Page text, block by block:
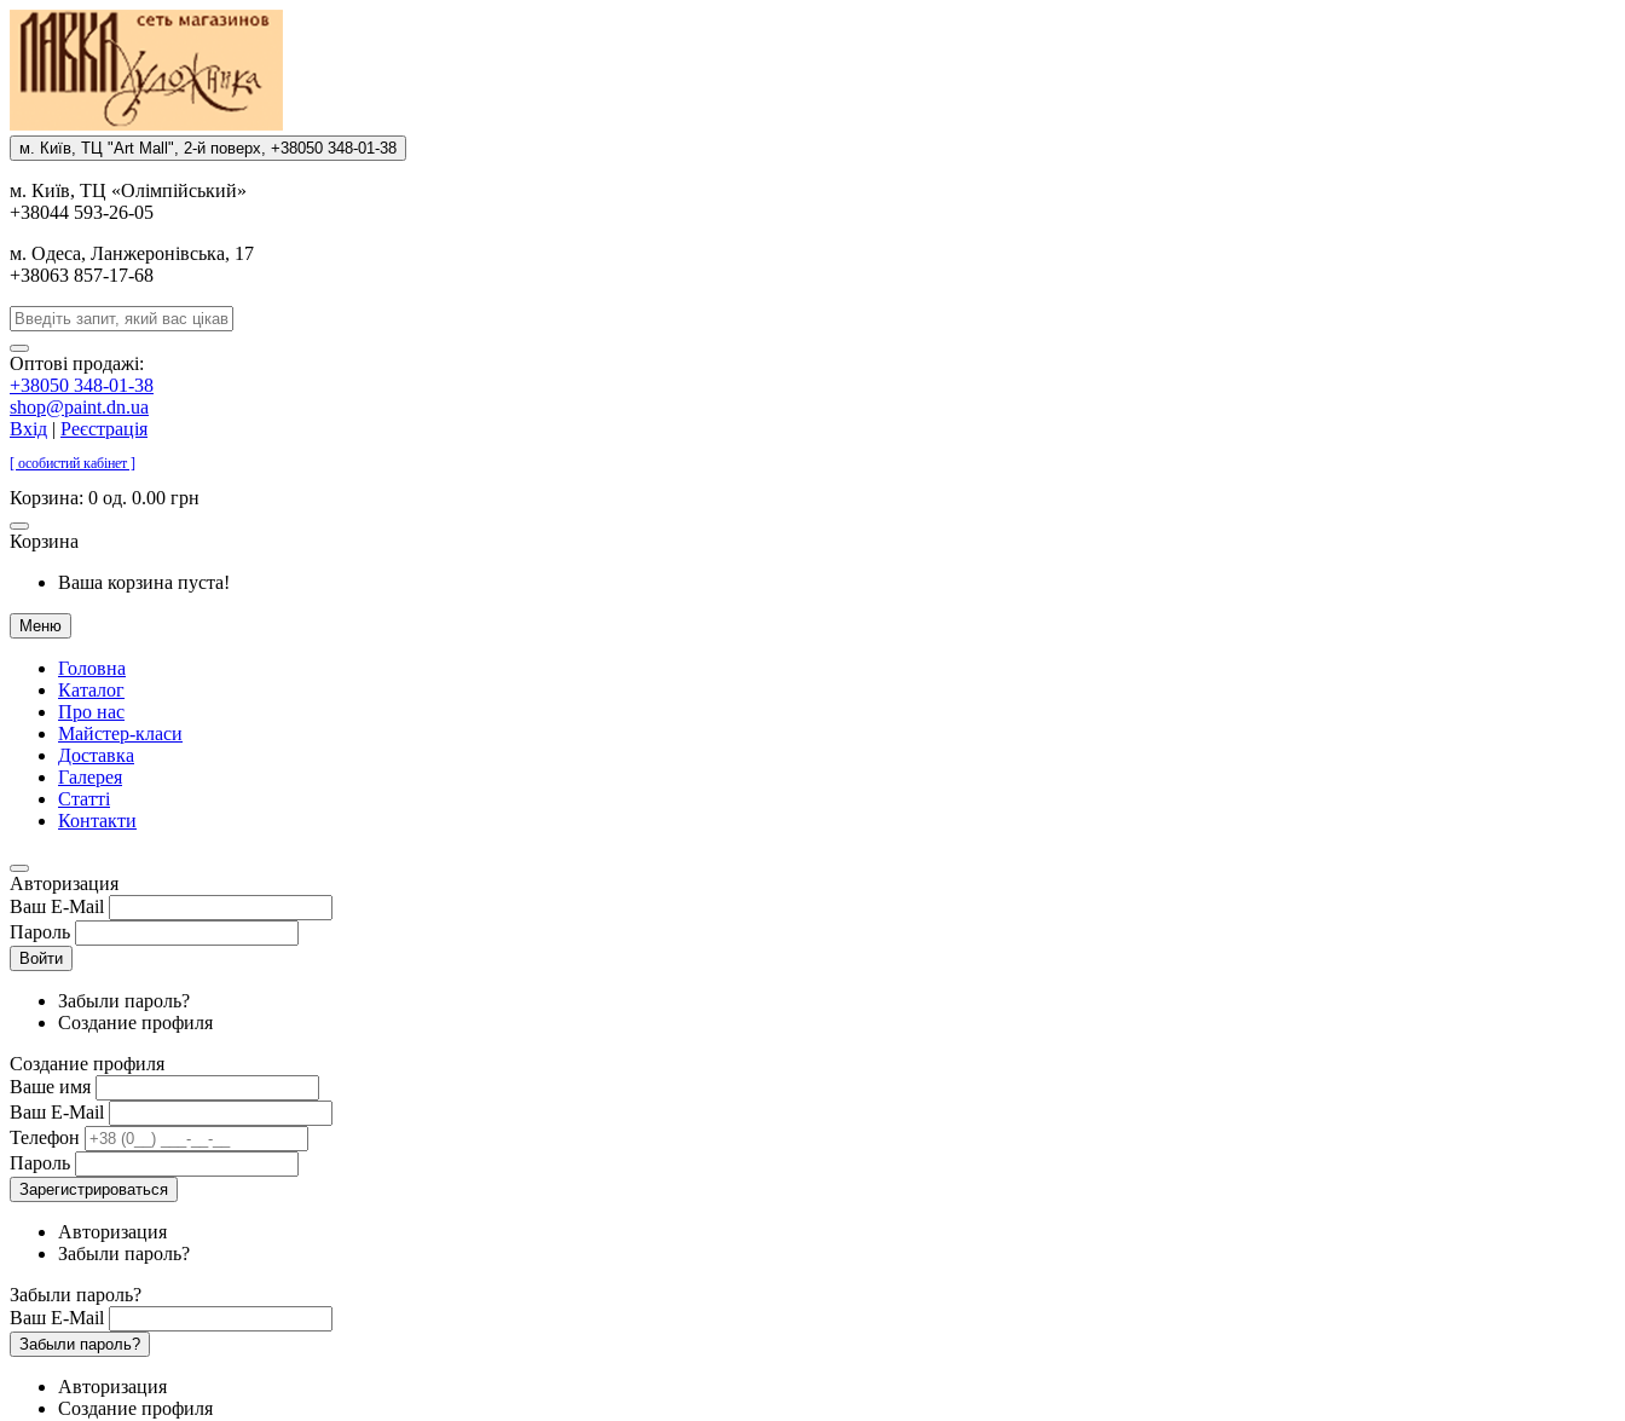
м. Киïв, ТЦ "Art Mall", 2-й поверх, +38050 348-01-38
м. Киïв, ТЦ «Олiмпiйський»
+38044 593-26-05
м. Одеса, Ланжеронiвська, 17
+38063 857-17-68
Оптові продажі:
+38050 348-01-38
shop@paint.dn.ua
Вхід | Реєстрація
[ особистий кабінет ]
Корзина: 0 од. 0.00 грн
Корзина
Ваша корзина пуста!
Меню
Головна
Каталог
Про нас
Майстер-класи
Доставка
Галерея
Статтi
Контакти
Авторизация
Ваш E-Mail
Пароль
Войти
Забыли пароль?
Создание профиля
Создание профиля
Ваше имя
Ваш E-Mail
Телефон
Пароль
Зарегистрироваться
Авторизация
Забыли пароль?
Забыли пароль?
Ваш E-Mail
Забыли пароль?
Авторизация
Создание профиля